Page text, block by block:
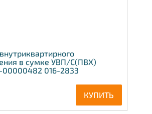
в сумке УВП/С(ПВХ)
00000482 016-2833
КУПИТЬ